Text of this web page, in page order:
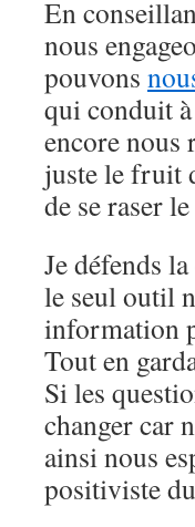
En
nous
pouvons
qui conduit
encore nous
juste le fruit
de se raser
Je défends
le seul outil
information
Tout en
Si les
changer car
ainsi nous
positiviste